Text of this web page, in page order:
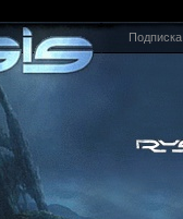
Подписка